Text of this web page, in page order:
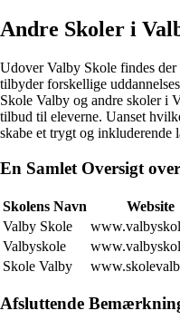
Andre Skoler i
Udover Valby Skole findes
tilbyder forskellige
Skole Valby og andre skoler i
tilbud til eleverne. Uanset
skabe et trygt og
En Samlet Oversigt
Skolens Navn Website
Valby Skole
Valbyskole
Skole Valby
Afsluttende